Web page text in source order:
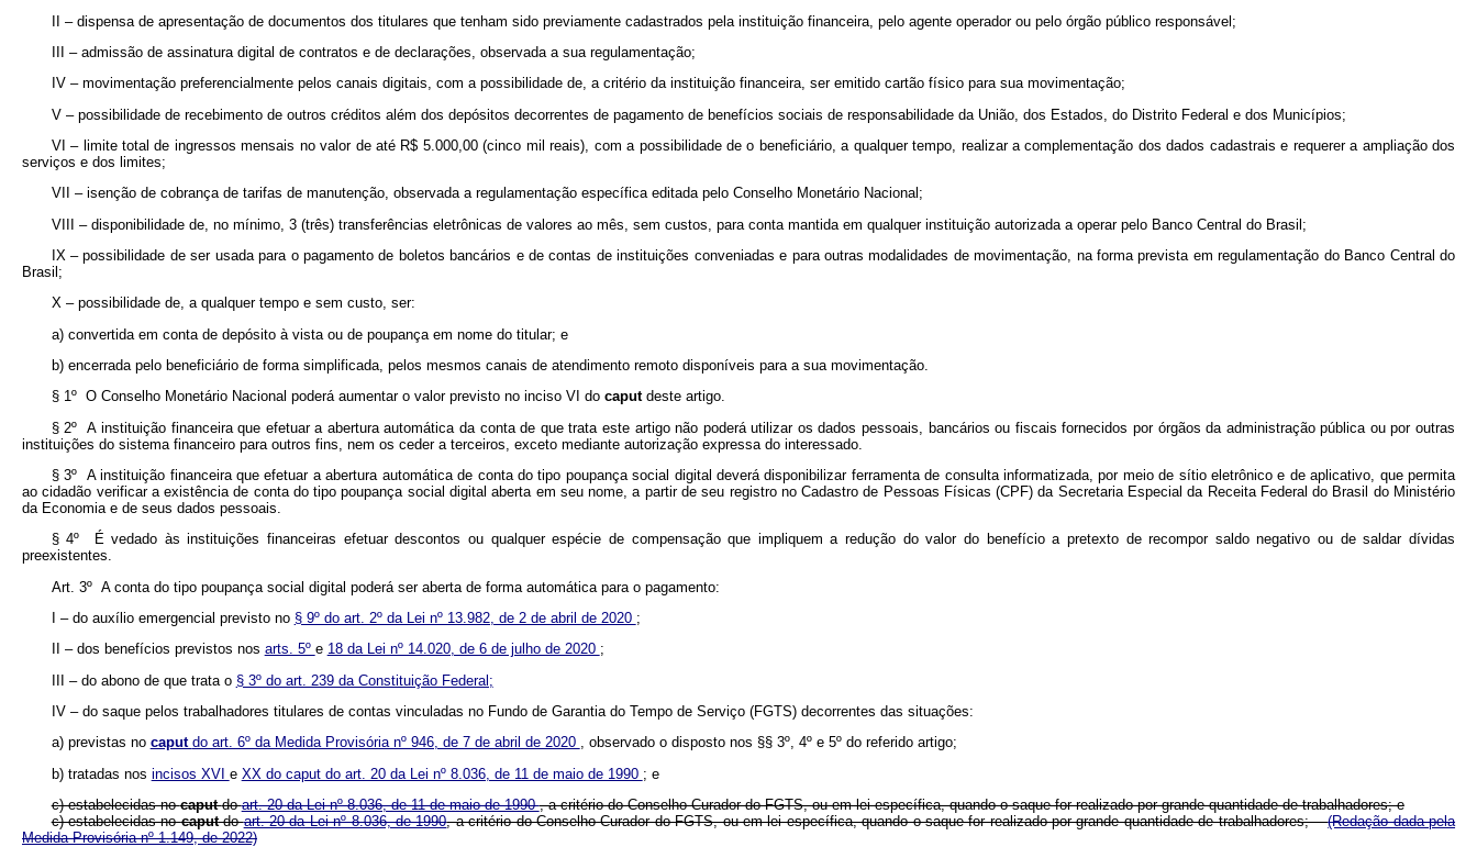
II – dispensa de apresentação de documentos dos titulares que tenham sido previamente cadastrados pela instituição financeira, pelo agente operador ou pelo órgão público responsável;
III – admissão de assinatura digital de contratos e de declarações, observada a sua regulamentação;
IV – movimentação preferencialmente pelos canais digitais, com a possibilidade de, a critério da instituição financeira, ser emitido cartão físico para sua movimentação;
V – possibilidade de recebimento de outros créditos além dos depósitos decorrentes de pagamento de benefícios sociais de responsabilidade da União, dos Estados, do Distrito Federal e dos Municípios;
VI – limite total de ingressos mensais no valor de até R$ 5.000,00 (cinco mil reais), com a possibilidade de o beneficiário, a qualquer tempo, realizar a complementação dos dados cadastrais e requerer a ampliação dos
serviços e dos limites;
VII – isenção de cobrança de tarifas de manutenção, observada a regulamentação específica editada pelo Conselho Monetário Nacional;
VIII – disponibilidade de, no mínimo, 3 (três) transferências eletrônicas de valores ao mês, sem custos, para conta mantida em qualquer instituição autorizada a operar pelo Banco Central do Brasil;
IX – possibilidade de ser usada para o pagamento de boletos bancários e de contas de instituições conveniadas e para outras modalidades de movimentação, na forma prevista em regulamentação do Banco Central do
Brasil;
X – possibilidade de, a qualquer tempo e sem custo, ser:
a) convertida em conta de depósito à vista ou de poupança em nome do titular; e
b) encerrada pelo beneficiário de forma simplificada, pelos mesmos canais de atendimento remoto disponíveis para a sua movimentação.
§ 1º O Conselho Monetário Nacional poderá aumentar o valor previsto no inciso VI do caput deste artigo.
§ 2º A instituição financeira que efetuar a abertura automática da conta de que trata este artigo não poderá utilizar os dados pessoais, bancários ou fiscais fornecidos por órgãos da administração pública ou por outras
instituições do sistema financeiro para outros fins, nem os ceder a terceiros, exceto mediante autorização expressa do interessado.
§ 3º A instituição financeira que efetuar a abertura automática de conta do tipo poupança social digital deverá disponibilizar ferramenta de consulta informatizada, por meio de sítio eletrônico e de aplicativo, que permita
ao cidadão verificar a existência de conta do tipo poupança social digital aberta em seu nome, a partir de seu registro no Cadastro de Pessoas Físicas (CPF) da Secretaria Especial da Receita Federal do Brasil do Ministério
da Economia e de seus dados pessoais.
§ 4º É vedado às instituições financeiras efetuar descontos ou qualquer espécie de compensação que impliquem a redução do valor do benefício a pretexto de recompor saldo negativo ou de saldar dívidas
preexistentes.
Art. 3º A conta do tipo poupança social digital poderá ser aberta de forma automática para o pagamento:
I – do auxílio emergencial previsto no § 9º do art. 2º da Lei nº 13.982, de 2 de abril de 2020 ;
II – dos benefícios previstos nos arts. 5º e 18 da Lei nº 14.020, de 6 de julho de 2020 ;
III – do abono de que trata o § 3º do art. 239 da Constituição Federal;
IV – do saque pelos trabalhadores titulares de contas vinculadas no Fundo de Garantia do Tempo de Serviço (FGTS) decorrentes das situações:
a) previstas no caput do art. 6º da Medida Provisória nº 946, de 7 de abril de 2020 , observado o disposto nos §§ 3º, 4º e 5º do referido artigo;
b) tratadas nos incisos XVI e XX do caput do art. 20 da Lei nº 8.036, de 11 de maio de 1990 ; e
c) estabelecidas nocaputdoart. 20 da Lei nº 8.036, de 11 de maio de 1990, a critério do Conselho Curador do FGTS, ou em lei específica, quando o saque for realizado por grande quantidade de trabalhadores; e
c) estabelecidas nocaputdoart. 20 da Lei nº 8.036, de 1990, a critério do Conselho Curador do FGTS, ou em lei específica, quando o saque for realizado por grande quantidade de trabalhadores;(Redação dada pela
Medida Provisória nº 1.149, de 2022)